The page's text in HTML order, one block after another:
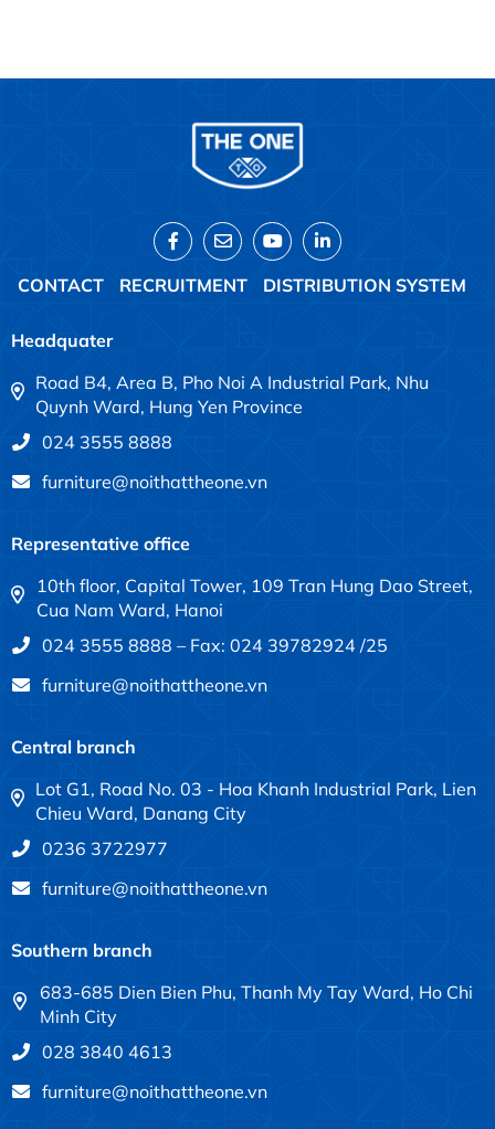
CONTACT RECRUITMENT DISTRIBUTION SYSTEM
Headquater
Road B4, Area B, Pho Noi A Industrial Park, Nhu
Quynh Ward, Hung Yen Province
024 3555 8888
furniture@noithattheone.vn
Representative office
10th floor, Capital Tower, 109 Tran Hung Dao Street,
Cua Nam Ward, Hanoi
024 3555 8888 – Fax: 024 39782924 /25
furniture@noithattheone.vn
Central branch
Lot G1, Road No. 03 - Hoa Khanh Industrial Park, Lien
Chieu Ward, Danang City
0236 3722977
furniture@noithattheone.vn
Southern branch
683-685 Dien Bien Phu, Thanh My Tay Ward, Ho Chi
Minh City
028 3840 4613
furniture@noithattheone.vn